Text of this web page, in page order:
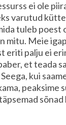
ei ole
varutud
tuleb poest
mitu. Meie
eriti palju ei
et teada
kui
peaksime
sõnad